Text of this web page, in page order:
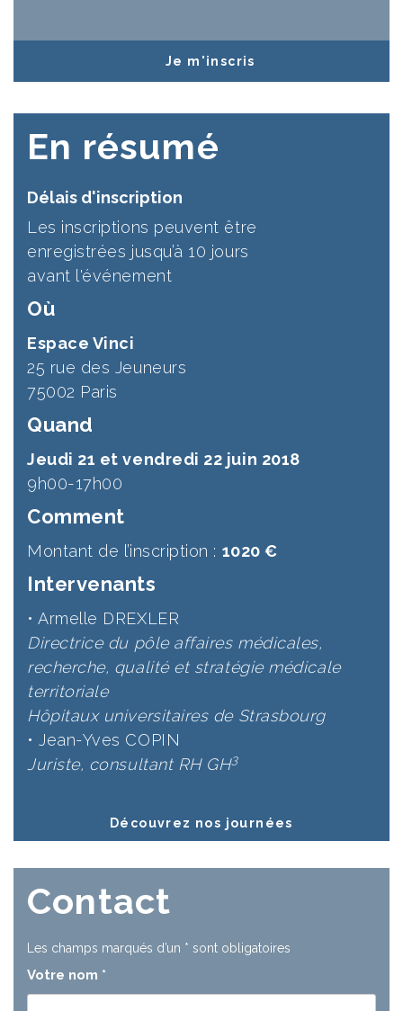
Je m'inscris
En résumé
Délais d'inscription
Les inscriptions peuvent être
enregistrées jusqu’à 10 jours
avant l'événement
Où
Espace Vinci
25 rue des Jeuneurs
75002 Paris
Quand
Jeudi 21 et vendredi 22 juin 2018
9h00-17h00
Comment
Montant de l’inscription : 1020 €
Intervenants
• Armelle DREXLER
Directrice du pôle affaires médicales,
recherche, qualité et stratégie médicale
territoriale
Hôpitaux universitaires de Strasbourg
• Jean-Yves COPIN
Juriste, consultant RH GH3
Découvrez nos journées
Contact
Les champs marqués d’un * sont obligatoires
Votre nom *